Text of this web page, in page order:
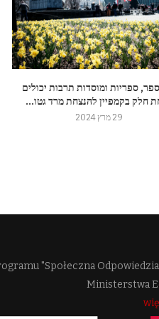
ספריות ומוסדות תרבות יכולים
חלק בקמפיין להנצחת מרד גטו...
29 מרץ 2024
"Społeczna
Ministerstwa